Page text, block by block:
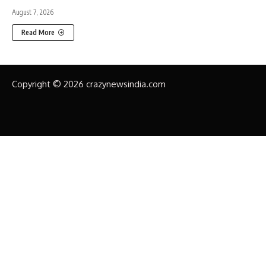
August 7, 2026
Read More
Copyright © 2026 crazynewsindia.com